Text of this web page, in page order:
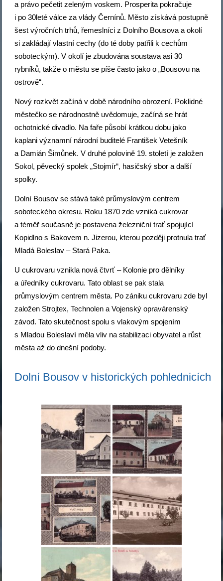
a právo pečetit zeleným voskem. Prosperita pokračuje
i po 30leté válce za vlády Černínů. Město získává postupně
šest výročních trhů, řemeslníci z Dolního Bousova a okolí
si zakládají vlastní cechy (do té doby patřili k cechům
soboteckým). V okolí je zbudována soustava asi 30
rybníků, takže o městu se píše často jako o „Bousovu na
ostrově“.
Nový rozkvět začíná v době národního obrození. Poklidné
městečko se národnostně uvědomuje, začíná se hrát
ochotnické divadlo. Na faře působí krátkou dobu jako
kaplani významní národní buditelé František Vetešník
a Damián Šimůnek. V druhé polovině 19. století je založen
Sokol, pěvecký spolek „Stojmír“, hasičský sbor a další
spolky.
Dolní Bousov se stává také průmyslovým centrem
soboteckého okresu. Roku 1870 zde vzniká cukrovar
a téměř současně je postavena železniční trať spojující
Kopidlno s Bakovem n. Jizerou, kterou později protnula trať
Mladá Boleslav – Stará Paka.
U cukrovaru vznikla nová čtvrť – Kolonie pro dělníky
a úředníky cukrovaru. Tato oblast se pak stala
průmyslovým centrem města. Po zániku cukrovaru zde byl
založen Strojtex, Technolen a Vojenský opravárenský
závod. Tato skutečnost spolu s vlakovým spojením
s Mladou Boleslaví měla vliv na stabilizaci obyvatel a růst
města až do dnešní podoby.
Dolní Bousov v historických pohlednicích